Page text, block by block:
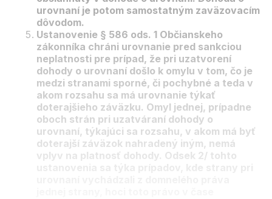
urovnaní je potom samostatným zaväzovacím
dôvodom.
Ustanovenie § 586 ods. 1 Občianskeho
zákonníka chráni urovnanie pred sankciou
neplatnosti pre prípad, že pri uzatvorení
dohody o urovnaní došlo k omylu v tom, čo je
medzi stranami sporné, či pochybné a teda v
akom rozsahu sa má urovnanie týkať
doterajšieho záväzku. Omyl jednej, prípadne
oboch strán pri uzatváraní dohody o
urovnaní, týkajúci sa rozsahu, v akom má byť
doterajší záväzok nahradený iným, nemá
vplyv na platnosť dohody. Odsek 2/ tohto